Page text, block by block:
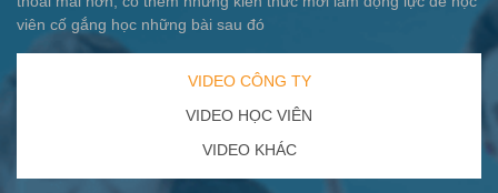
viên cố gắng học những bài sau đó
VIDEO CÔNG TY
VIDEO HỌC VIÊN
VIDEO KHÁC